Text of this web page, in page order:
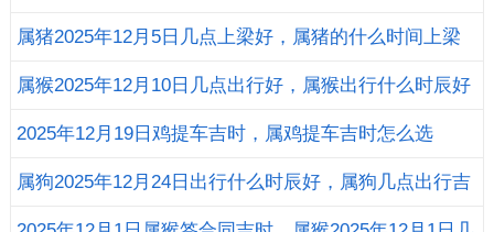
属猪2025年12月5日几点上梁好，属猪的什么时间上梁
好
属猴2025年12月10日几点出行好，属猴出行什么时辰好
2025年12月19日鸡提车吉时，属鸡提车吉时怎么选
属狗2025年12月24日出行什么时辰好，属狗几点出行吉